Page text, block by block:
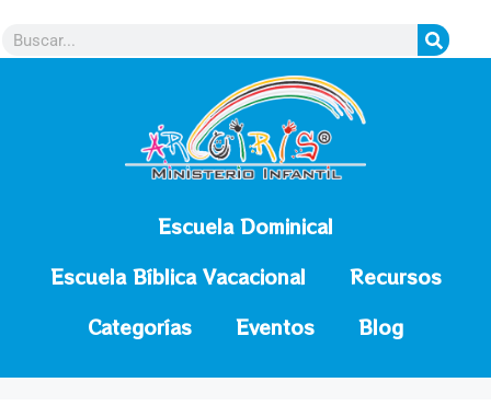
Escuela Dominical
Escuela Bíblica Vacacional
Recursos
Categorías
Eventos Blog